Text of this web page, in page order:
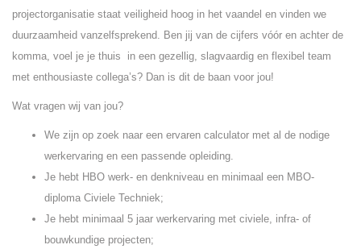
projectorganisatie staat veiligheid hoog in het vaandel en vinden we
duurzaamheid vanzelfsprekend. Ben jij van de cijfers vóór en achter de
komma, voel je je thuis in een gezellig, slagvaardig en flexibel team
met enthousiaste collega’s? Dan is dit de baan voor jou!
Wat vragen wij van jou?
We zijn op zoek naar een ervaren calculator met al de nodige
werkervaring en een passende opleiding.
Je hebt HBO werk- en denkniveau en minimaal een MBO-
diploma Civiele Techniek;
Je hebt minimaal 5 jaar werkervaring met civiele, infra- of
bouwkundige projecten;